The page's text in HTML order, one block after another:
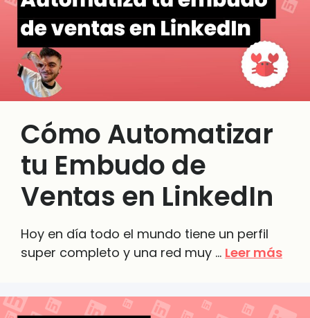
Cómo Automatizar
tu Embudo de
Ventas en LinkedIn
Hoy en día todo el mundo tiene un perfil
super completo y una red muy … Leer más